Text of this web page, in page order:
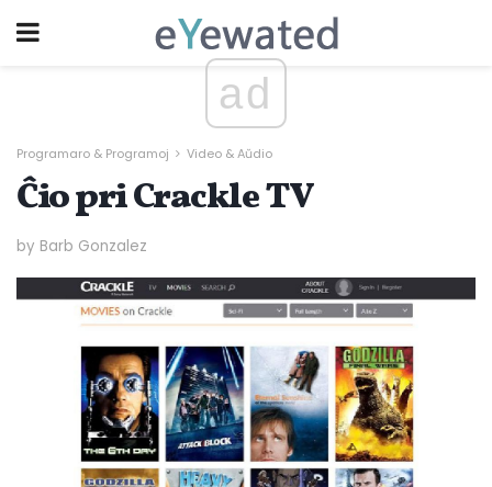
ad
Programaro & Programoj Video & Aŭdio
Ĉio pri Crackle TV
by Barb Gonzalez